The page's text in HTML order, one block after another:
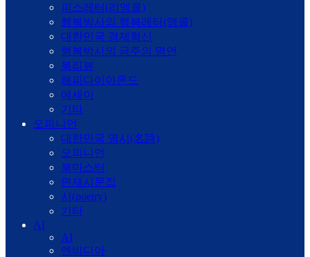
피스레터(리앵콜)
행복박사의 행복레터(앵콜)
대한민국 경제혁신
행복박사의 금주의 명언
북리뷰
해피다이아몬드
에세이
기타
오피니언
대한민국 명시(名詩)
오피니언
북마스터
면재시문집
시(poetry)
기타
AI
AI
엔비디아